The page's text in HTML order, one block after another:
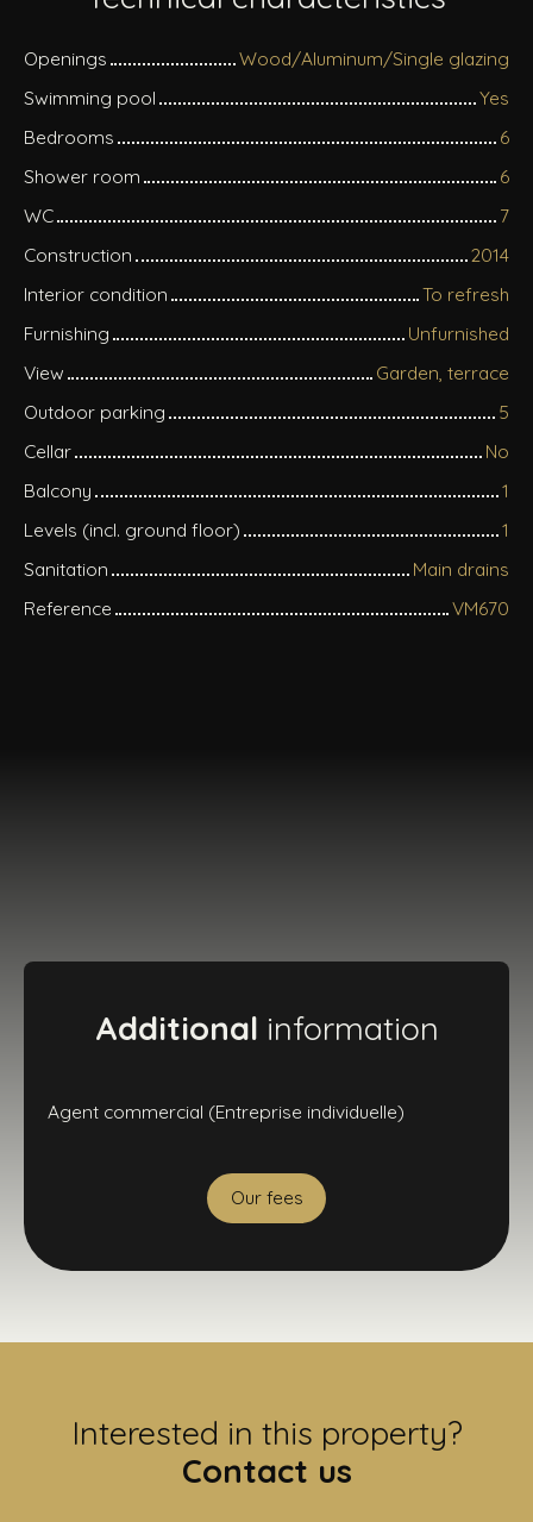
Openings
Wood/Aluminum/Single glazing
Swimming pool
Yes
Bedrooms
6
Shower room
6
WC
7
Construction
2014
Interior condition
To refresh
Furnishing
Unfurnished
View
Garden, terrace
Outdoor parking
5
Cellar
No
Balcony
1
Levels (incl. ground floor)
1
Sanitation
Main drains
Reference
VM670
Additional information
Agent commercial (Entreprise individuelle)
Our fees
Interested in this property?
Contact us